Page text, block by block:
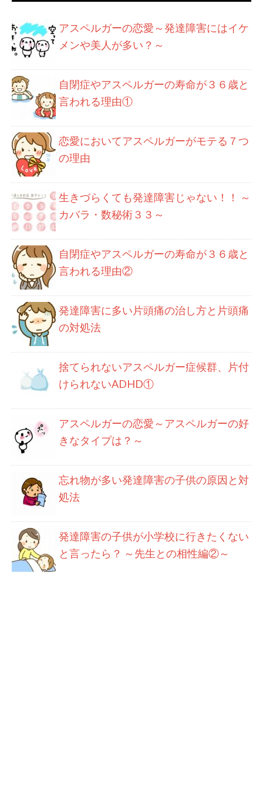
アスペルガーの恋愛～発達障害にはイケ
メンや美人が多い？～
自閉症やアスペルガーの寿命が３６歳と
言われる理由①
恋愛においてアスペルガーがモテる７つ
の理由
生きづらくても発達障害じゃない！！ ～
カバラ・数秘術３３～
自閉症やアスペルガーの寿命が３６歳と
言われる理由②
発達障害に多い片頭痛の治し方と片頭痛
の対処法
捨てられないアスペルガー症候群、片付
けられないADHD①
アスペルガーの恋愛～アスペルガーの好
きなタイプは？～
忘れ物が多い発達障害の子供の原因と対
処法
発達障害の子供が小学校に行きたくない
と言ったら？ ～先生との相性編②～